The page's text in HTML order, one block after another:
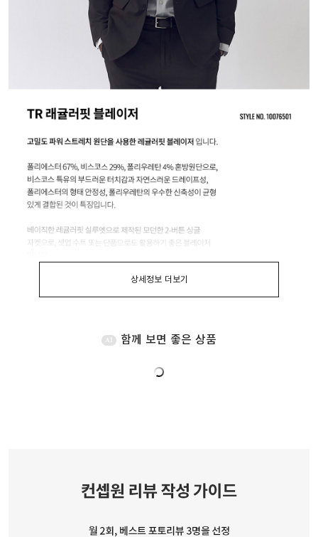
상세정보 더보기
AI 함께 보면 좋은 상품